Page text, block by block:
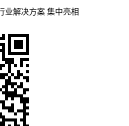
业解决方案 集中亮相